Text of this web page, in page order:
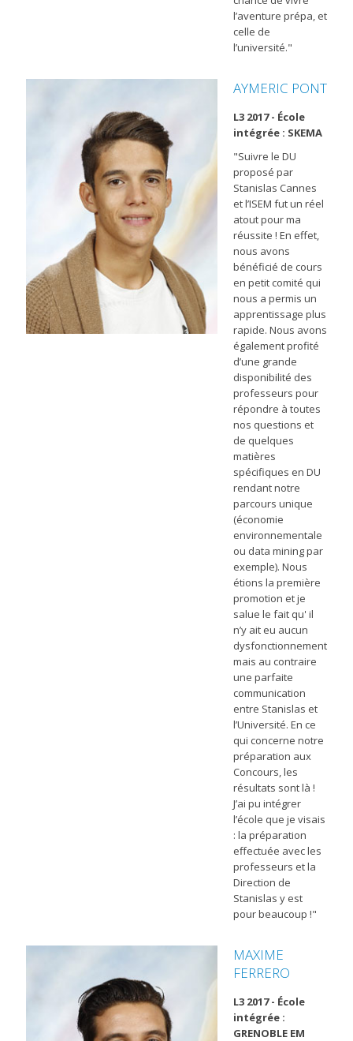
l’aventure prépa, et
celle de
l’université."
AYMERIC PONT
L3 2017 - École
intégrée : SKEMA
"Suivre le DU
proposé par
Stanislas Cannes
et l’ISEM fut un réel
atout pour ma
réussite ! En effet,
nous avons
bénéficié de cours
en petit comité qui
nous a permis un
apprentissage plus
rapide. Nous avons
également profité
d’une grande
disponibilité des
professeurs pour
répondre à toutes
nos questions et
de quelques
matières
spécifiques en DU
rendant notre
parcours unique
(économie
environnementale
ou data mining par
exemple). Nous
étions la première
promotion et je
salue le fait qu' il
n’y ait eu aucun
dysfonctionnement
mais au contraire
une parfaite
communication
entre Stanislas et
l’Université. En ce
qui concerne notre
préparation aux
Concours, les
résultats sont là !
J’ai pu intégrer
l’école que je visais
: la préparation
effectuée avec les
professeurs et la
Direction de
Stanislas y est
pour beaucoup !"
MAXIME
FERRERO
L3 2017 - École
intégrée :
GRENOBLE EM